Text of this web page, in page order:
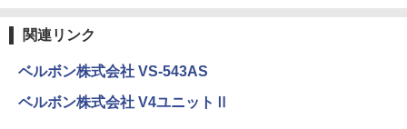
関連リンク
ベルボン株式会社 VS-543AS
ベルボン株式会社 V4ユニットⅡ